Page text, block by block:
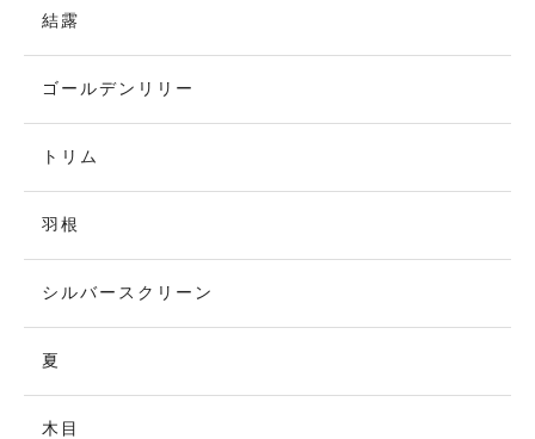
結露
ゴールデンリリー
トリム
羽根
シルバースクリーン
夏
木目